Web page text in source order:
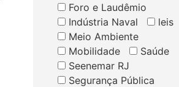
Foro e Laudêmio
Indústria Naval
leis
Meio Ambiente
Mobilidade
Saúde
Seenemar RJ
Segurança Pública